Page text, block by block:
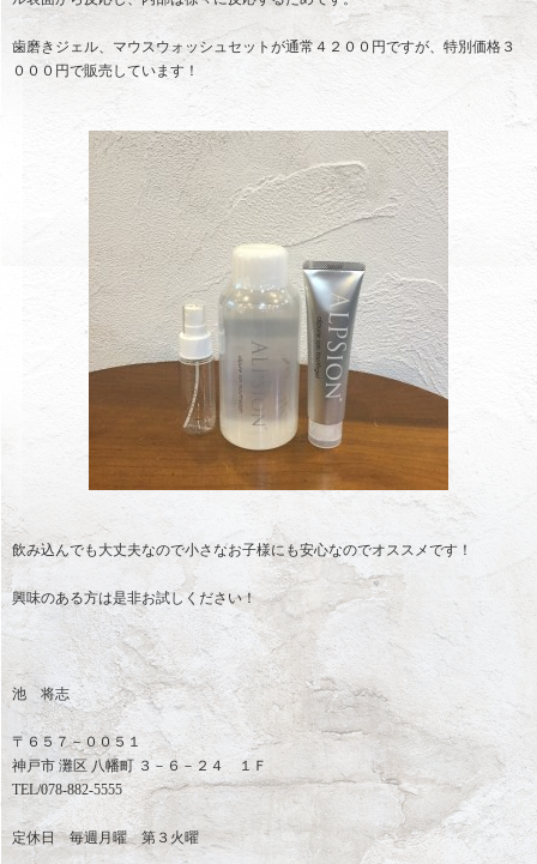
歯磨きジェル、マウスウォッシュセットが通常４２００円ですが、特別価格３
０００円で販売しています！
飲み込んでも大丈夫なので小さなお子様にも安心なのでオススメです！
興味のある方は是非お試しください！
池 将志
〒６５７－００５１
神戸市 灘区 八幡町 ３－６－２４ １Ｆ
TEL/078-882-5555
定休日 毎週月曜 第３火曜